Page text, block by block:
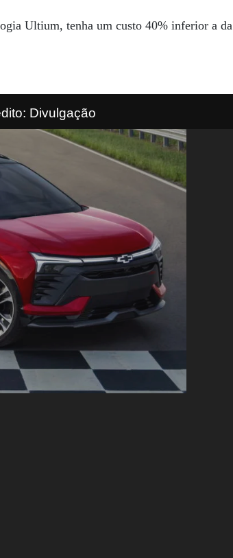
Ultium, tenha um custo 40% inferior a da
Divulgação